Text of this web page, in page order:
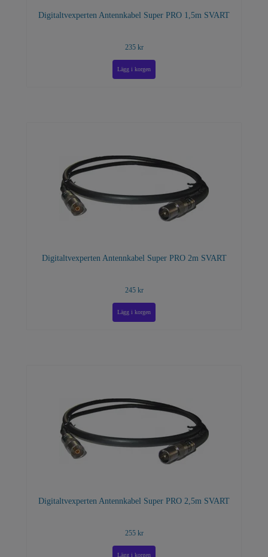
Digitaltvexperten Antennkabel Super PRO 1,5m SVART
235 kr
Digitaltvexperten Antennkabel Super PRO 2m SVART
245 kr
Digitaltvexperten Antennkabel Super PRO 2,5m SVART
255 kr